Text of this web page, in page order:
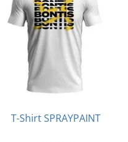
T-Shirt SPRAYPAINT